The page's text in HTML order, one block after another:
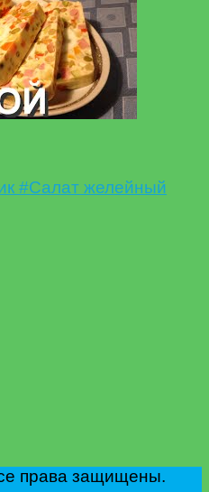
#Салат желейный
права защищены.